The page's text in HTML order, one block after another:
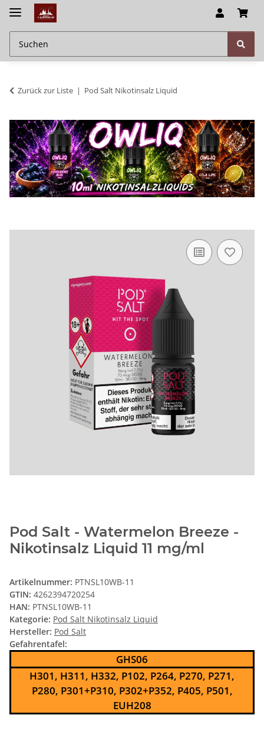
Zurück zur Liste Pod Salt Nikotinsalz Liquid
Pod Salt - Watermelon Breeze -
Nikotinsalz Liquid 11 mg/ml
Artikelnummer: PTNSL10WB-11
GTIN: 4262394720254
HAN: PTNSL10WB-11
Kategorie: Pod Salt Nikotinsalz Liquid
Hersteller: Pod Salt
Gefahrentafel:
GHS06
H301, H311, H332, P102, P264, P270, P271,
P280, P301+P310, P302+P352, P405, P501,
EUH208